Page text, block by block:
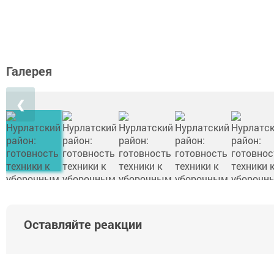
Галерея
❮
Оставляйте реакции